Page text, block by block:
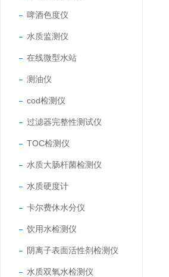
啤酒色度仪
水质监测仪
在线微型水站
测油仪
cod检测仪
过滤器完整性测试仪
TOC检测仪
水质大肠杆菌检测仪
水质硬度计
卡尔费休水分仪
饮用水检测仪
阴离子表面活性剂检测仪
水质双氧水检测仪